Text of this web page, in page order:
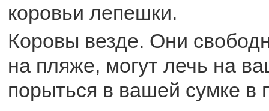
коровьи лепешки.
Коровы везде. Они
на пляже, могут лечь на
порыться в вашей сумке в